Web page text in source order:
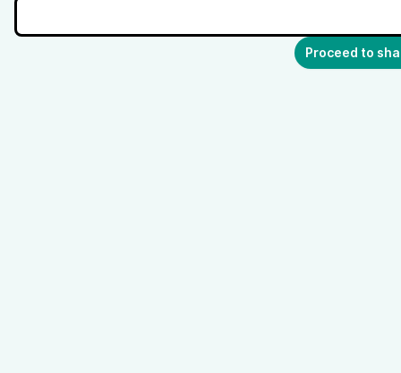
Proceed to